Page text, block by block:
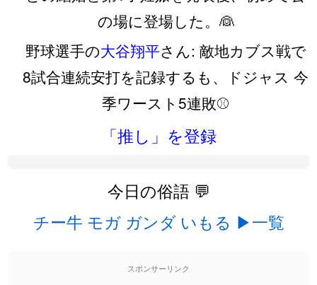
の場に登場した。👰
野球選手の大谷翔平さん: 敵地カブス戦で
8試合連続安打を記録するも、ドジャス 今
季ワースト5連敗⚾️
「推し」を登録
今日の俗語 💬
チー牛 モガ ガンダ いもる ▶一覧
スポンサーリンク